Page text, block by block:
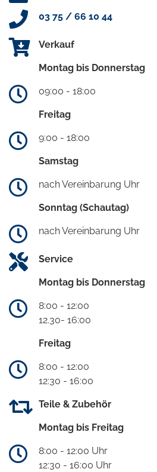
03 75 / 66 10 44
Verkauf
Montag bis Donnerstag
09:00 - 18:00
Freitag
9:00 - 18:00
Samstag
nach Vereinbarung Uhr
Sonntag (Schautag)
nach Vereinbarung Uhr
Service
Montag bis Donnerstag
8:00 - 12:00
12.30- 16:00
Freitag
8:00 - 12:00
12:30 - 16:00
Teile & Zubehör
Montag bis Freitag
8:00 - 12:00 Uhr
12:30 - 16:00 Uhr